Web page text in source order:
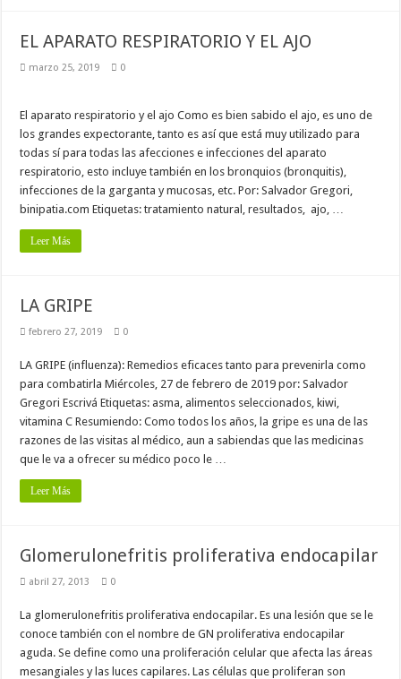
EL APARATO RESPIRATORIO Y EL AJO
marzo 25, 2019 0
El aparato respiratorio y el ajo Como es bien sabido el ajo, es uno de
los grandes expectorante, tanto es así que está muy utilizado para
todas sí para todas las afecciones e infecciones del aparato
respiratorio, esto incluye también en los bronquios (bronquitis),
infecciones de la garganta y mucosas, etc. Por: Salvador Gregori,
binipatia.com Etiquetas: tratamiento natural, resultados, ajo, …
Leer Más
LA GRIPE
febrero 27, 2019 0
LA GRIPE (influenza): Remedios eficaces tanto para prevenirla como
para combatirla Miércoles, 27 de febrero de 2019 por: Salvador
Gregori Escrivá Etiquetas: asma, alimentos seleccionados, kiwi,
vitamina C Resumiendo: Como todos los años, la gripe es una de las
razones de las visitas al médico, aun a sabiendas que las medicinas
que le va a ofrecer su médico poco le …
Leer Más
Glomerulonefritis proliferativa endocapilar
abril 27, 2013 0
La glomerulonefritis proliferativa endocapilar. Es una lesión que se le
conoce también con el nombre de GN proliferativa endocapilar
aguda. Se define como una proliferación celular que afecta las áreas
mesangiales y las luces capilares. Las células que proliferan son